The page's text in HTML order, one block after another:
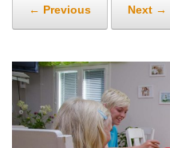
← Previous Next →